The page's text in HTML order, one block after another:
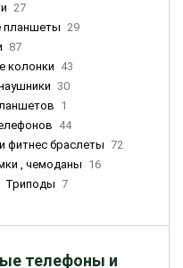
27
планшеты
29
87
колонки 43
30
1
44
фитнес браслеты 72
, чемоданы 16
Триподы 7
телефоны и